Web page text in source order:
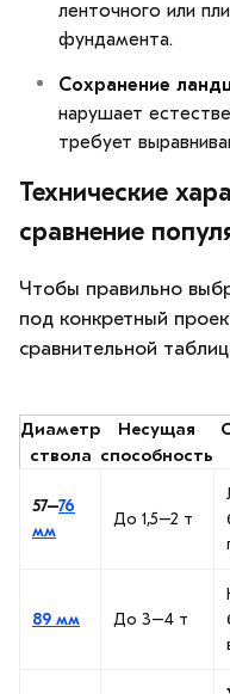
ленточного или
фундамента.
Сохранение
нарушает
требует
Технические
сравнение
Чтобы правильно
под конкретный
сравнительной
Диаметр
ствола
Несущая
способность
57–76
мм
До 1,5–2 т
89 мм До 3–4 т